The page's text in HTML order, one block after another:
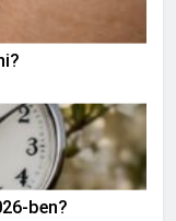
ben?